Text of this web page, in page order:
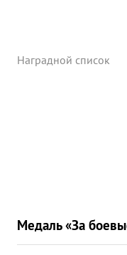
Наградной список
Медаль «За